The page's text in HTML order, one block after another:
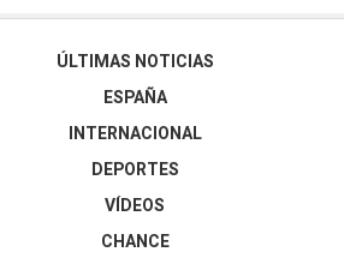
ÚLTIMAS NOTICIAS
ESPAÑA
INTERNACIONAL
DEPORTES
VÍDEOS
CHANCE